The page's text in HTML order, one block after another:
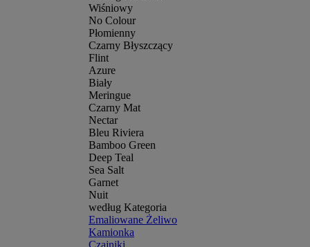
Wiśniowy
No Colour
Płomienny
Czarny Błyszczący
Flint
Azure
Biały
Meringue
Czarny Mat
Nectar
Bleu Riviera
Bamboo Green
Deep Teal
Sea Salt
Garnet
Nuit
według Kategoria
Emaliowane Żeliwo
Kamionka
Czajniki